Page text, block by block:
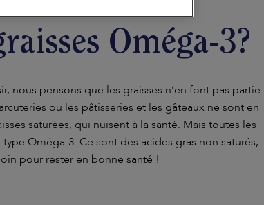
Oméga-3?
nous pensons que les graisses n’en font pas partie.
ou les pâtisseries et les gâteaux ne sont en
saturées, qui nuisent à la santé. Mais toutes les
Oméga-3. Ce sont des acides gras non saturés,
pour rester en bonne santé !